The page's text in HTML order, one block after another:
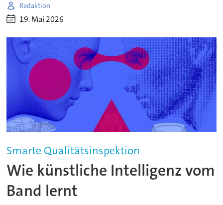
Redaktion
19. Mai 2026
Smarte Qualitätsinspektion
Wie künstliche Intelligenz vom
Band lernt